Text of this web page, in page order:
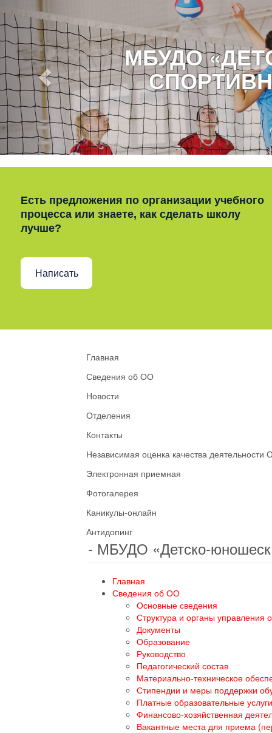
МБУДО
Есть предложения по организации учебного
процесса или знаете, как сделать школу
лучше?
Написать
Главная
Сведения об ОО
Новости
Отделения
Контакты
Независимая оценка качества деятельности
Электронная приемная
Фотогалерея
Каникулы-онлайн
Антидопинг
- МБУДО «Детско-
Главная
Сведения об ОО
Основные сведения
Структура и органы управления
Документы
Образование
Руководство
Педагогический состав
Материально-техническое
Стипендии и меры поддержки
Платные образовательные услуги
Финансово-хозяйственная
Вакантные места для приема